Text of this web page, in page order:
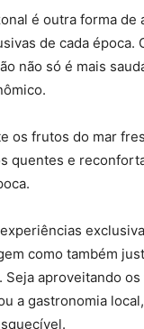
é outra forma de
de cada época.
não só é mais
os frutos do mar
quentes e
como também
aproveitando os
a gastronomia